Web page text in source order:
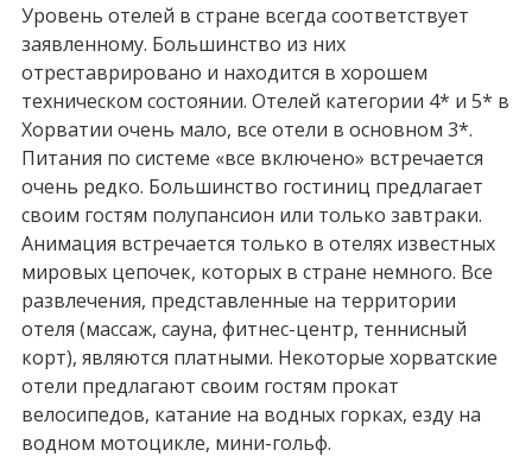
Уровень отелей в стране всегда соответствует
заявленному. Большинство из них
отреставрировано и находится в хорошем
техническом состоянии. Отелей категории 4* и 5* в
Хорватии очень мало, все отели в основном 3*.
Питания по системе «все включено» встречается
очень редко. Большинство гостиниц предлагает
своим гостям полупансион или только завтраки.
Анимация встречается только в отелях известных
мировых цепочек, которых в стране немного. Все
развлечения, представленные на территории
отеля (массаж, сауна, фитнес-центр, теннисный
корт), являются платными. Некоторые хорватские
отели предлагают своим гостям прокат
велосипедов, катание на водных горках, езду на
водном мотоцикле, мини-гольф.